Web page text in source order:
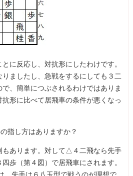
とに反応し、対抗形にしたわけです。
ましたし、急戦をするにしても３二
、簡単につぶされるわけではありま
形に比べて居飛車の条件が悪くなっ
指し方はありますか？
もあります。対して△４二飛なら先手
歩（第４図）で居飛車にされます。
、先手は６八玉型で戦うのが理想で